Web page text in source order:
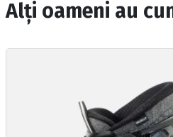
Alți oameni au